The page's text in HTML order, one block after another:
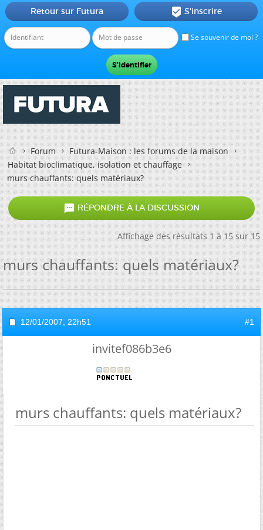
Se souvenir de moi ?
Retour sur Futura  S'inscrire
Forum
Futura-Maison : les forums de la maison
Habitat bioclimatique, isolation et chauffage
murs chauffants: quels matériaux?
 RÉPONDRE À LA DISCUSSION
Affichage des résultats 1 à 15 sur 15
murs chauffants: quels matériaux?
12/01/2007, 22h51 #1
invitef086b3e6
murs chauffants: quels matériaux?